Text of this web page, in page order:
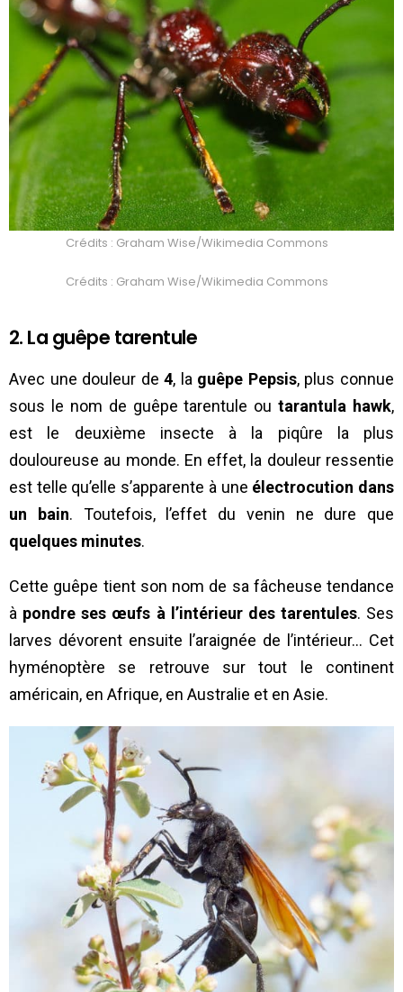
Crédits : Graham Wise/Wikimedia Commons
Crédits : Graham Wise/Wikimedia Commons
2. La guêpe tarentule
Avec une douleur de4, la guêpe Pepsis, plus connue
sous le nom de guêpe tarentule outarantula hawk,
est le deuxième insecte à la piqûre la plus
douloureuse au monde. En effet, la douleur ressentie
est telle qu’elle s’apparente à une électrocution dans
un bain. Toutefois, l’effet du venin ne dure que
quelques minutes.
Cette guêpe tient son nom de sa fâcheuse tendance
à pondre ses œufs à l’intérieur des tarentules. Ses
larves dévorent ensuite l’araignée de l’intérieur… Cet
hyménoptère se retrouve sur tout le continent
américain, en Afrique, en Australie et en Asie.